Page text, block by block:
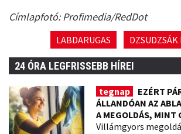
Címlapfotó: Profimedia/RedDot
LABDARUGAS DZSUDZSÁK
24 ÓRA LEGFRISSEBB HÍREI
tegnap
EZÉRT
ÁLLANDÓAN AZ
A MEGOLDÁS, MINT
Villámgyors